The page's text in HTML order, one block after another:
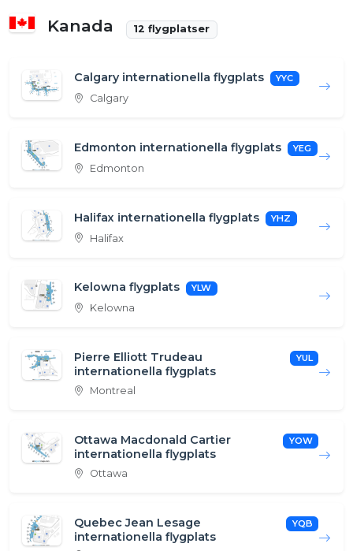
Kanada 12 flygplatser
Calgary internationella flygplats YYC
Calgary
Edmonton internationella flygplats YEG
Edmonton
Halifax internationella flygplats YHZ
Halifax
Kelowna flygplats YLW
Kelowna
Pierre Elliott Trudeau
internationella flygplats
YUL
Montreal
Ottawa Macdonald Cartier
internationella flygplats
YOW
Ottawa
Quebec Jean Lesage
internationella flygplats
YQB